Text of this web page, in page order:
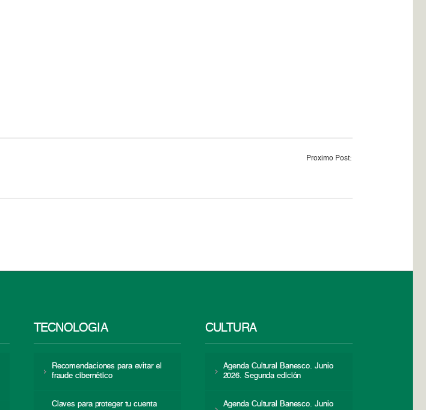
Proximo Post:
TECNOLOGÍA
Recomendaciones para evitar el
fraude cibernético
Claves para proteger tu cuenta
CULTURA
Agenda Cultural Banesco. Junio
2026. Segunda edición
Agenda Cultural Banesco. Junio